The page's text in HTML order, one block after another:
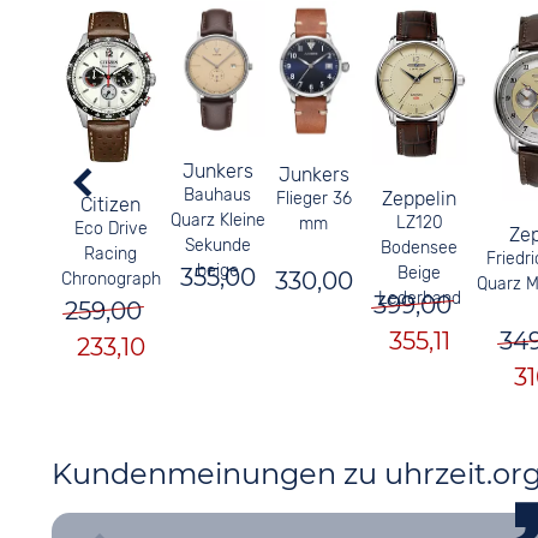
Citizen
Eco Drive
Racing
Chronograph
259,00
233,10
Junkers
Bauhaus
Quarz Kleine
Sekunde
beige
355,00
Junkers
Flieger 36
mm
330,00
Zeppelin
LZ120
Bodensee
Beige
Lederband
399,00
355,11
Quarz
Kundenmeinungen zu uhrzeit.org